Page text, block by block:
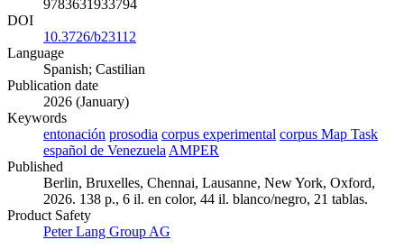
9783631933794
DOI
10.3726/b23112
Language
Spanish; Castilian
Publication date
2026 (January)
Keywords
entonación prosodia corpus experimental corpus Map Task
español de Venezuela AMPER
Published
Berlin, Bruxelles, Chennai, Lausanne, New York, Oxford,
2026. 138 p., 6 il. en color, 44 il. blanco/negro, 21 tablas.
Product Safety
Peter Lang Group AG